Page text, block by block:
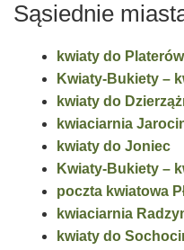
Sąsiednie
kwiaty do Platerów
Kwiaty-Bukiety –
kwiaty do
kwiaciarnia
kwiaty do Joniec
Kwiaty-Bukiety –
poczta kwiatowa
kwiaciarnia
kwiaty do